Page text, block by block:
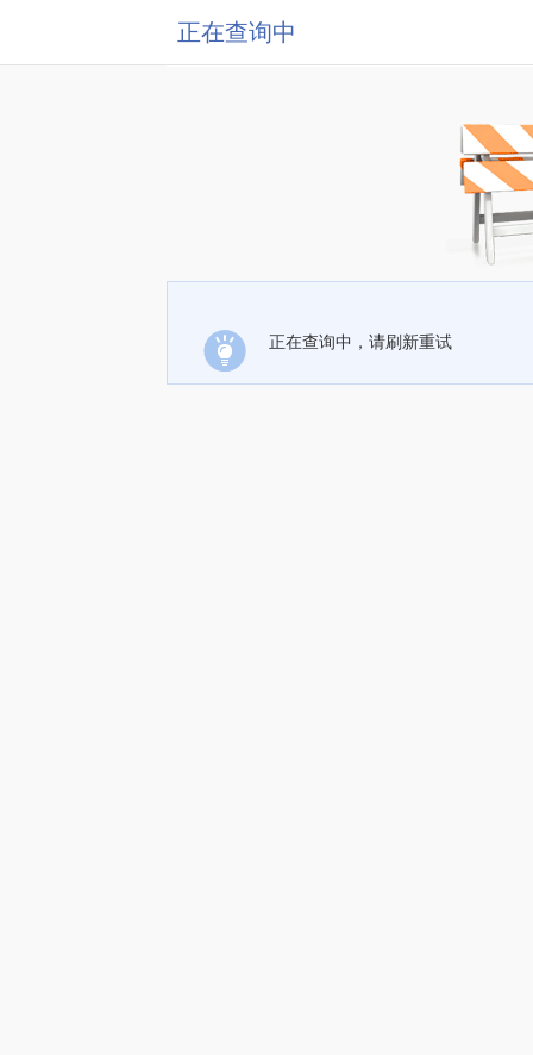
正在查询中
正在查询中，请刷新重试